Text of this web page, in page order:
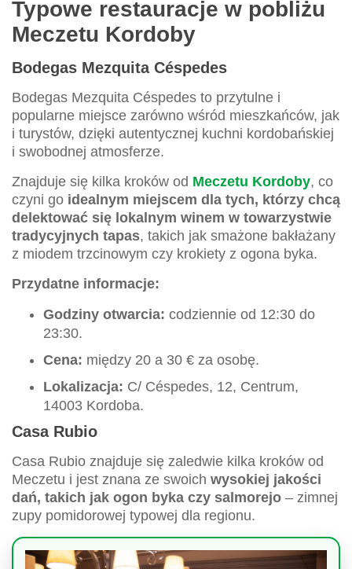
Typowe restauracje w pobliżu
Meczetu Kordoby
Bodegas Mezquita Céspedes
Bodegas Mezquita Céspedes to przytulne i
popularne miejsce zarówno wśród mieszkańców, jak
i turystów, dzięki autentycznej kuchni kordobańskiej
i swobodnej atmosferze.
Znajduje się kilka kroków od Meczetu Kordoby, co
czyni go idealnym miejscem dla tych, którzy chcą
delektować się lokalnym winem w towarzystwie
tradycyjnych tapas, takich jak smażone bakłażany
z miodem trzcinowym czy krokiety z ogona byka.
Przydatne informacje:
Godziny otwarcia: codziennie od 12:30 do
23:30.
Cena: między 20 a 30 € za osobę.
Lokalizacja: C/ Céspedes, 12, Centrum,
14003 Kordoba.
Casa Rubio
Casa Rubio znajduje się zaledwie kilka kroków od
Meczetu i jest znana ze swoich wysokiej jakości
dań, takich jak ogon byka czy salmorejo – zimnej
zupy pomidorowej typowej dla regionu.